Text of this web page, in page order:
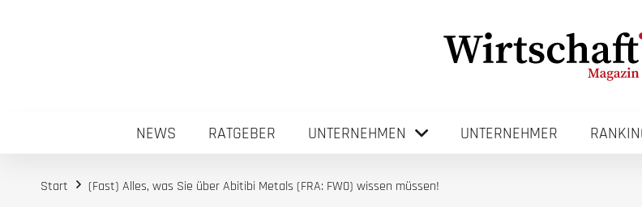
NEWS RATGEBER UNTERNEHMEN UNTERNEHMER
Start (Fast) Alles, was Sie über Abitibi Metals (FRA: FW0) wissen müssen!